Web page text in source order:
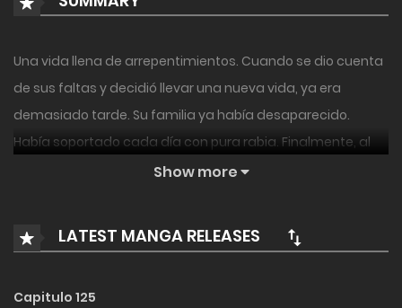
Una vida llena de arrepentimientos. Cuando se dio cuenta
de sus faltas y decidió llevar una nueva vida, ya era
demasiado tarde. Su familia ya había desaparecido.
Había soportado cada día con pura rabia. Finalmente, al
final de su miseria, su deseo llegó a los cielos: no
Show more
LATEST MANGA RELEASES
Capitulo 125